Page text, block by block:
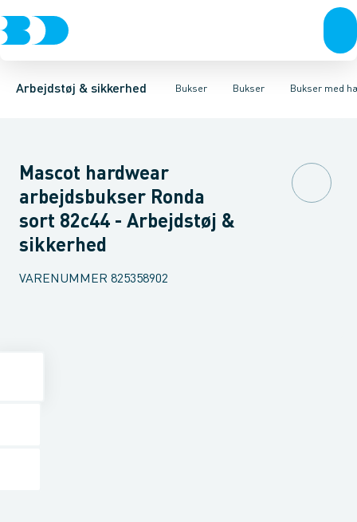
Arbejdstøj & sikkerhed Bukser
Trøjer & t-shirtsBukser Overtøj & huer Undertøj & sokkerSko
Bukser
BukserKnickers & Shorts OverallsKedeldragter Knæskånere
Bukser med
Bukser med hængelommer Bukser med lårlommer
Mascot hardwear
arbejdsbukser Ronda
sort 82c44 - Arbejdstøj &
sikkerhed
VARENUMMER 825358902